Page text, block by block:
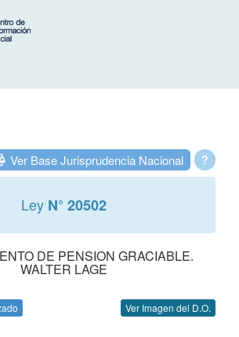
?
Ver Base Jurisprudencia Nacional
Ley N° 20502
DE PENSION GRACIABLE.
WALTER LAGE
Ver Imagen del D.O.